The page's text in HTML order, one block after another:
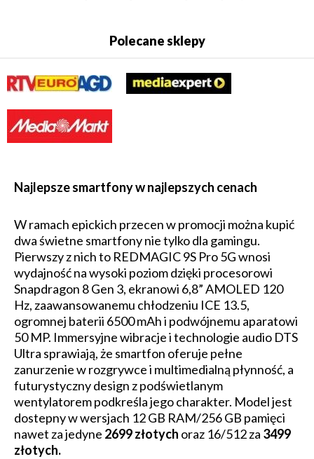
Polecane sklepy
Najlepsze smartfony w najlepszych cenach
W ramach epickich przecen w promocji można kupić
dwa świetne smartfony nie tylko dla gamingu.
Pierwszy z nich to REDMAGIC 9S Pro 5G wnosi
wydajność na wysoki poziom dzięki procesorowi
Snapdragon 8 Gen 3, ekranowi 6,8” AMOLED 120
Hz, zaawansowanemu chłodzeniu ICE 13.5,
ogromnej baterii 6500 mAh i podwójnemu aparatowi
50 MP. Immersyjne wibracje i technologie audio DTS
Ultra sprawiają, że smartfon oferuje pełne
zanurzenie w rozgrywce i multimedialną płynność, a
futurystyczny design z podświetlanym
wentylatorem podkreśla jego charakter. Model jest
dostepny w wersjach 12 GB RAM/256 GB pamięci
nawet za jedyne 2699 złotych oraz 16/512 za 3499
złotych.